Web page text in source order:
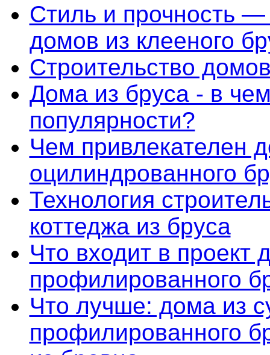
Стиль и прочность —
домов из клееного
Строительство
Дома из бруса - в
популярности?
Чем привлекателен
оцилиндрованного
Технология
коттеджа из бруса
Что входит в проект
профилированного
Что лучше: дома из
профилированного